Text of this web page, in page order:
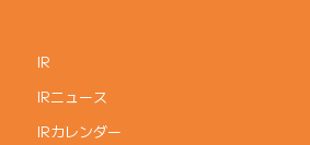
IR
IRニュース
IRカレンダー